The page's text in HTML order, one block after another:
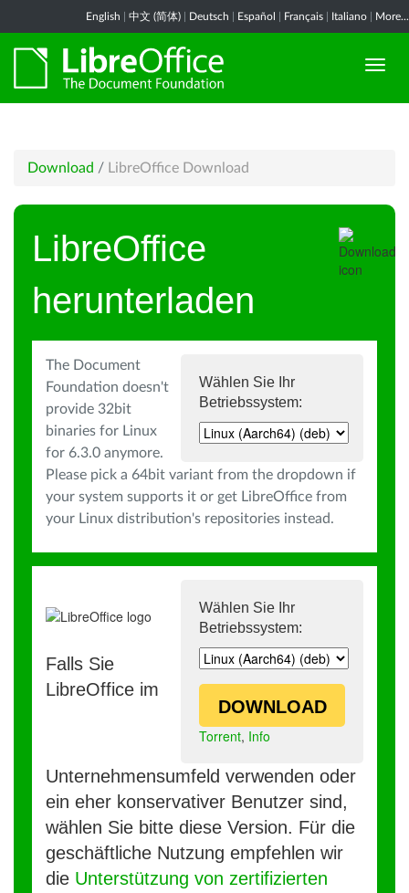
English 中文 (简体) Deutsch Español Français Italiano More...
Download / LibreOffice Download
LibreOffice
herunterladen
Wählen Sie Ihr
Betriebssystem:
The Document
Foundation doesn't
provide 32bit
binaries for Linux
for 6.3.0 anymore.
Please pick a 64bit variant from the dropdown if
your system supports it or get LibreOffice from
your Linux distribution's repositories instead.
Wählen Sie Ihr
Betriebssystem:
DOWNLOAD
Torrent, Info
Falls Sie
LibreOffice im
Unternehmensumfeld verwenden oder
ein eher konservativer Benutzer sind,
wählen Sie bitte diese Version. Für die
geschäftliche Nutzung empfehlen wir
die Unterstützung von zertifizierten